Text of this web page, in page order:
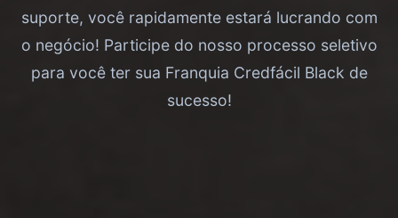
suporte, você rapidamente estará lucrando com
o negócio! Participe do nosso processo seletivo
para você ter sua Franquia Credfácil Black de
sucesso!